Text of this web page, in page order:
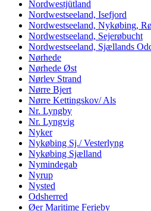
Nordwestjütland
Nordwestseeland, Isefjord
Nordwestseeland, Nykøbing,
Nordwestseeland, Sejerøbucht
Nordwestseeland, Sjællands
Nørhede
Nørhede Øst
Nørlev Strand
Nørre Bjert
Nørre Kettingskov/ Als
Nr. Lyngby
Nr. Lyngvig
Nyker
Nykøbing Sj./ Vesterlyng
Nykøbing Sjælland
Nymindegab
Nyrup
Nysted
Odsherred
Øer Maritime Ferieby